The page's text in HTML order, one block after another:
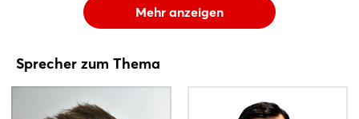
Mehr anzeigen
Sprecher zum Thema